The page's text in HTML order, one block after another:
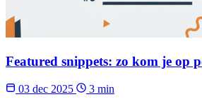
Featured snippets: zo kom je op
03 dec 2025
3 min